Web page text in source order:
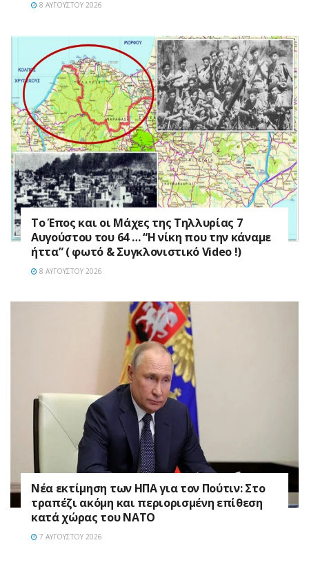
8 ΑΥΓΟΎΣΤΟΥ 2026
Το Έπος και οι Μάχες της Τηλλυρίας 7
Αυγούστου του 64 … “Η νίκη που την κάναμε
ήττα” ( φωτό & Συγκλονιστικό Video !)
8 ΑΥΓΟΎΣΤΟΥ 2026
Νέα εκτίμηση των ΗΠΑ για τον Πούτιν: Στο
τραπέζι ακόμη και περιορισμένη επίθεση
κατά χώρας του ΝΑΤΟ
7 ΑΥΓΟΎΣΤΟΥ 2026